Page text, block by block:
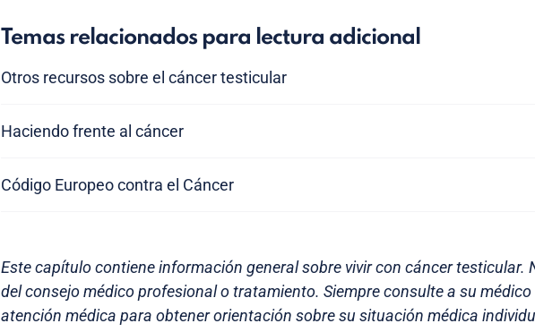
Temas relacionados para lectura adicional
Otros recursos sobre el cáncer testicular
Haciendo frente al cáncer
Código Europeo contra el Cáncer
Este capítulo contiene información general sobre vivir con cáncer testicular.
del consejo médico profesional o tratamiento. Siempre consulte a su médico
atención médica para obtener orientación sobre su situación médica